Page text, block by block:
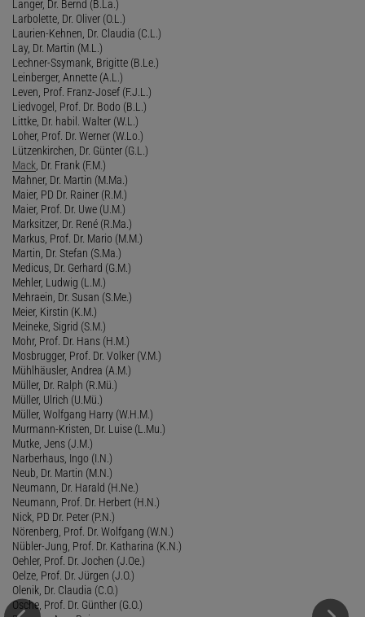
Langer, Dr. Bernd (B.La.)
Larbolette, Dr. Oliver (O.L.)
Laurien-Kehnen, Dr. Claudia (C.L.)
Lay, Dr. Martin (M.L.)
Lechner-Ssymank, Brigitte (B.Le.)
Leinberger, Annette (A.L.)
Leven, Prof. Franz-Josef (F.J.L.)
Liedvogel, Prof. Dr. Bodo (B.L.)
Littke, Dr. habil. Walter (W.L.)
Loher, Prof. Dr. Werner (W.Lo.)
Lützenkirchen, Dr. Günter (G.L.)
Mack , Dr. Frank (F.M.)
Mahner, Dr. Martin (M.Ma.)
Maier, PD Dr. Rainer (R.M.)
Maier, Prof. Dr. Uwe (U.M.)
Marksitzer, Dr. René (R.Ma.)
Markus, Prof. Dr. Mario (M.M.)
Martin, Dr. Stefan (S.Ma.)
Medicus, Dr. Gerhard (G.M.)
Mehler, Ludwig (L.M.)
Mehraein, Dr. Susan (S.Me.)
Meier, Kirstin (K.M.)
Meineke, Sigrid (S.M.)
Mohr, Prof. Dr. Hans (H.M.)
Mosbrugger, Prof. Dr. Volker (V.M.)
Mühlhäusler, Andrea (A.M.)
Müller, Dr. Ralph (R.Mü.)
Müller, Ulrich (U.Mü.)
Müller, Wolfgang Harry (W.H.M.)
Murmann-Kristen, Dr. Luise (L.Mu.)
Mutke, Jens (J.M.)
Narberhaus, Ingo (I.N.)
Neub, Dr. Martin (M.N.)
Neumann, Dr. Harald (H.Ne.)
Neumann, Prof. Dr. Herbert (H.N.)
Nick, PD Dr. Peter (P.N.)
Nörenberg, Prof. Dr. Wolfgang (W.N.)
Nübler-Jung, Prof. Dr. Katharina (K.N.)
Oehler, Prof. Dr. Jochen (J.Oe.)
Oelze, Prof. Dr. Jürgen (J.O.)
Olenik, Dr. Claudia (C.O.)
Osche, Prof. Dr. Günther (G.O.)